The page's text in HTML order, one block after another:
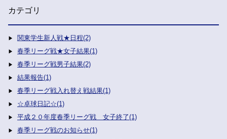
カテゴリ
関東学生新人戦★日程(2)
春季リーグ戦★女子結果(1)
春季リーグ戦男子結果(2)
結果報告(1)
春季リーグ戦入れ替え戦結果(1)
☆卓球日記☆(1)
平成２０年度春季リーグ戦 女子終了(1)
春季リーグ戦のお知らせ(1)